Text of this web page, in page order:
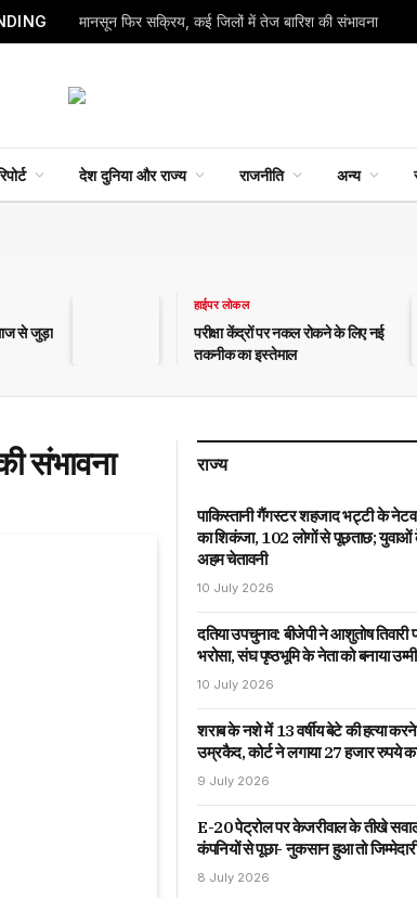
मानसून फिर सक्रिय, कई जिलों में तेज बारिश की संभावना
देश दुनिया और राज्य राजनीति अन्य
से जुड़ा
हाईपर लोकल
परीक्षा केंद्रों पर नकल रोकने के लिए नई
तकनीक का इस्तेमाल
संभावना राज्य
पाकिस्तानी गैंगस्टर शहजाद भट्टी के
का शिकंजा, 102 लोगों से पूछताछ; युवाओं
अहम चेतावनी
10 July 2026
दतिया उपचुनाव: बीजेपी ने आशुतोष तिवारी
भरोसा, संघ पृष्ठभूमि के नेता को बनाया
10 July 2026
शराब के नशे में 13 वर्षीय बेटे की हत्या करने
उम्रकैद, कोर्ट ने लगाया 27 हजार रुपये का
9 July 2026
E-20 पेट्रोल पर केजरीवाल के तीखे
कंपनियों से पूछा- नुकसान हुआ तो
8 July 2026